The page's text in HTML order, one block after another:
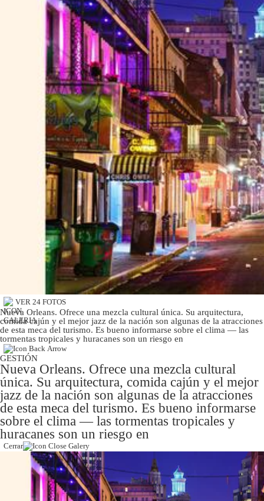
Pregunta de hoy
Tendencias
Viajes
Estilos
EEUU
México
España
Internacional
Tecnología
Club del Suscriptor
Mix
G de Gestión
Notas Contratadas
Podcast
Gestión TV
Videos
Fotogalerías
VER 24 FOTOS
Nueva Orleans. Ofrece una mezcla cultural única. Su arquitectura,
comida cajún y el mejor jazz de la nación son algunas de la atracciones
de esta meca del turismo. Es bueno informarse sobre el clima — las
tormentas tropicales y huracanes son un riesgo en
GESTIÓN
Nueva Orleans. Ofrece una mezcla cultural
única. Su arquitectura, comida cajún y el mejor
jazz de la nación son algunas de la atracciones
de esta meca del turismo. Es bueno informarse
sobre el clima — las tormentas tropicales y
huracanes son un riesgo en
Cerrar